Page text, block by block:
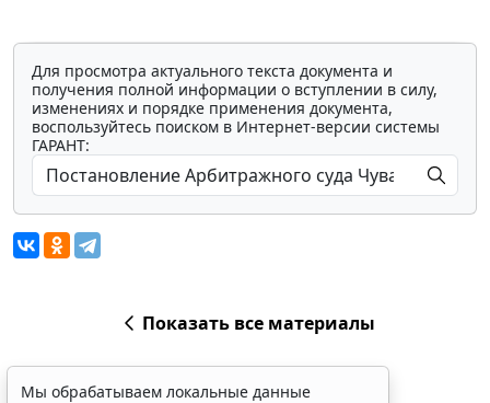
Для просмотра актуального текста документа и
получения полной информации о вступлении в силу,
изменениях и порядке применения документа,
воспользуйтесь поиском в Интернет-версии системы
ГАРАНТ:
Показать все материалы
Мы обрабатываем локальные данные